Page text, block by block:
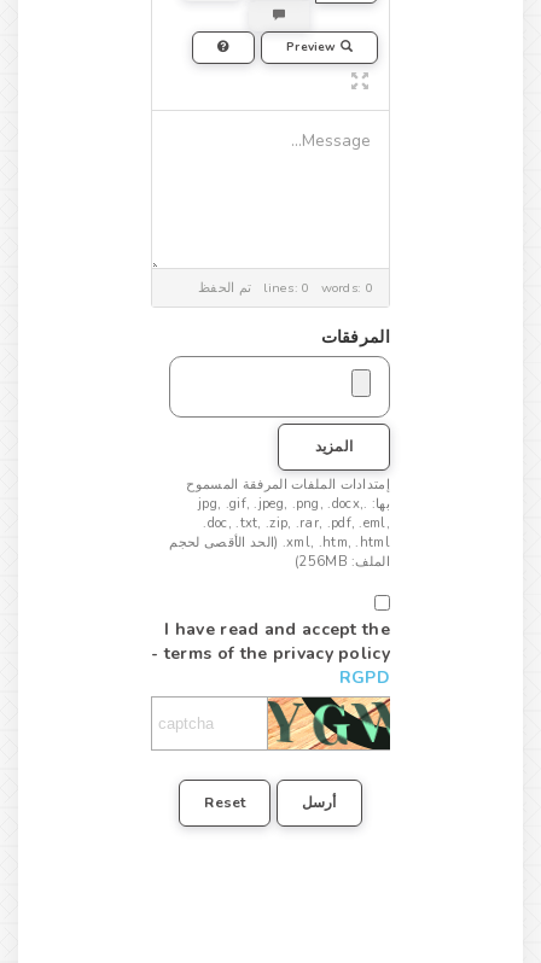
lines: 0 words: 0 تم الحفظ
المرفقات
إمتدادات الملفات المرفقة المسموح
بها: .jpg, .gif, .jpeg, .png, .docx,
.doc, .txt, .zip, .rar, .pdf, .eml,
.xml, .htm, .html (الحد الأقصى لحجم
I have read and accept the
terms of the privacy policy -
RGPD